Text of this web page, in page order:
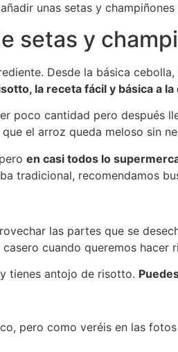
unas setas y
setas y
Desde la básica
la receta fácil y básica a
poco cantidad pero después
el arroz queda meloso sin
en casi todos lo
tradicional, recomendamos
las partes que se
cuando queremos hacer
y tienes antojo de risotto.
pero como veréis en las